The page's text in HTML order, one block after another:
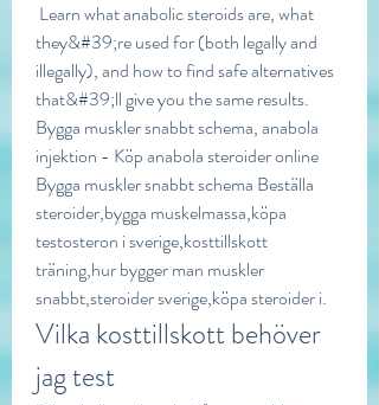
they&#39;re used for (both legally and
illegally), and how to find safe alternatives
that&#39;ll give you the same results.
Bygga muskler snabbt schema, anabola
injektion - Köp anabola steroider online
Bygga muskler snabbt schema Beställa
steroider,bygga muskelmassa,köpa
testosteron i sverige,kosttillskott
träning,hur bygger man muskler
snabbt,steroider sverige,köpa steroider i.
Vilka kosttillskott behöver
jag test